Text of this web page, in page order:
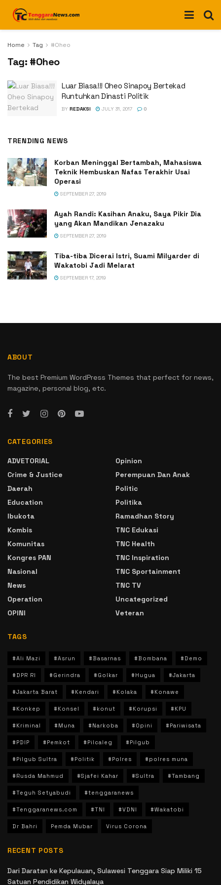
Home Tag #Oheo
Tag: #Oheo
Luar Biasa!!! Oheo Sinapoy Bertekad
Runtuhkan Dinasti Politik
BY REDAKSI JULY 31, 2017 0
TRENDING NEWS
Korban Meninggal Bertambah, Mahasiswa
Teknik Hembuskan Nafas Terakhir Usai
Operasi
SEPTEMBER 27, 2019
Ayah Randi: Kasihan Anaku, Saya Pikir Dia
yang Akan Mandikan Jenazaku
SEPTEMBER 27, 2019
Tiba-tiba Dicerai Istri, Suami Milyarder di
Wakatobi Jadi Melarat
SEPTEMBER 17, 2019
ABOUT
The best Premium WordPress Themes that perfect for news,
magazine, personal blog, etc.
CATEGORIES
ADVETORIAL
Crime & Justice
Daerah
Education
Ibukota
Kombis
Komunitas
Kongres PAN
Nasional
News
Operation
OPINI
Opinion
Perempuan Dan Anak
Politic
Politika
Ramadhan Story
TNC Edukasi
TNC Health
TNC Inspiration
TNC Sportainment
TNC TV
Uncategorized
Veteran
TAGS
#Ali Mazi #Asrun #Basarnas #Bombana #Demo
#DPR RI #Gerindra #Golkar #Hugua #Jakarta
#Jakarta Barat #Kendari #Kolaka #Konawe
#Konkep #Konsel #konut #Korupsi #KPU
#Kriminal #Muna #Narkoba #Opini #Pariwisata
#PDIP #Pemkot #Pilcaleg #Pilgub
#Pilgub Sultra #Politik #Polres #polres muna
#Rusda Mahmud #Sjafei Kahar #Sultra #Tambang
#Teguh Setyabudi #tenggaranews
#Tenggaranews.com #TNI #VDNI #Wakatobi
Dr Bahri Pemda Mubar Virus Corona
RECENT POSTS
Dari Daratan ke Kepulauan, Sulawesi Tenggara Siap Miliki 15
Satuan Pendidikan Widyalaya